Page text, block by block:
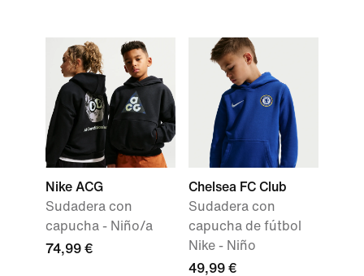
Nike ACG
Sudadera con
capucha - Niño/a
74,99 €
Chelsea FC Club
Sudadera con
capucha de fútbol
Nike - Niño
49,99 €